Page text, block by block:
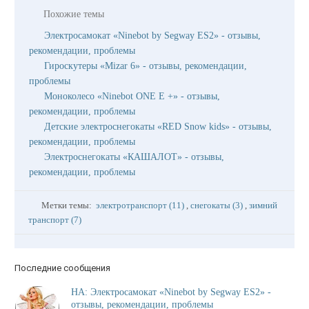
Похожие темы
Электросамокат «Ninebot by Segway ES2» - отзывы,
рекомендации, проблемы
Гироскутеры «Mizar 6» - отзывы, рекомендации,
проблемы
Моноколесо «Ninebot ONE E +» - отзывы,
рекомендации, проблемы
Детские электроснегокаты «RED Snow kids» - отзывы,
рекомендации, проблемы
Электроснегокаты «КАШАЛОТ» - отзывы,
рекомендации, проблемы
Метки темы:электротранспорт (11) , снегокаты (3) , зимний
транспорт (7)
Последние сообщения
НА: Электросамокат «Ninebot by Segway ES2» -
отзывы, рекомендации, проблемы